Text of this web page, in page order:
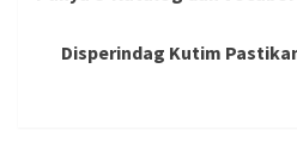
Disperindag Kutim